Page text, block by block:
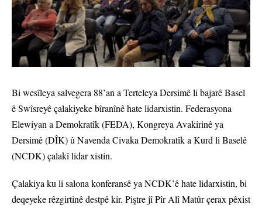
Bi wesîleya salvegera 88’an a Terteleya Dersimê li bajarê Basel
ê Swîsreyê çalakiyeke bîranînê hate lidarxistin. Federasyona
Elewiyan a Demokratîk (FEDA), Kongreya Avakirinê ya
Dersimê (DÎK) û Navenda Civaka Demokratîk a Kurd li Baselê
(NCDK) çalakî lidar xistin.
Çalakiya ku li salona konferansê ya NCDK’ê hate lidarxistin, bi
deqeyeke rêzgirtinê destpê kir. Piştre jî Pîr Alî Matûr çerax pêxist